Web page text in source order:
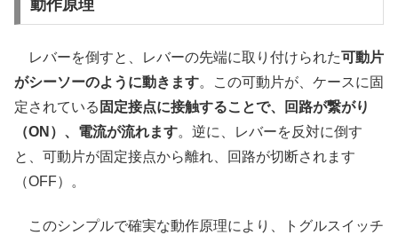
動作原理
レバーを倒すと、レバーの先端に取り付けられた可動片
がシーソーのように動きます。この可動片が、ケースに固
定されている 固定接点に接触することで、回路が繋がり
（ON）、電流が流れます。逆に、レバーを反対に倒す
と、可動片が固定接点から離れ、回路が切断されます
（OFF）。
このシンプルで確実な動作原理により、トグルスイッチ